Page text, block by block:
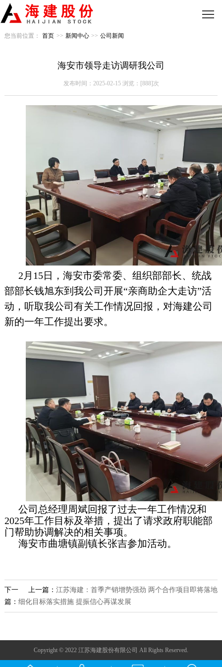
您当前位置： 首页 >> 新闻中心 >> 公司新闻
海安市领导走访调研我公司
发布时间：2025-02-15 浏览：[888]次
2月15日，海安市委常委、组织部部长、统战
部部长钱旭东到我公司开展“亲商助企大走访”活
动，听取我公司有关工作情况回报，对海建公司
新的一年工作提出要求。
公司总经理周斌回报了过去一年工作情况和
2025年工作目标及举措，提出了请求政府职能部
门帮助协调解决的相关事项。
海安市曲塘镇副镇长张吉参加活动。
上一篇：江苏海建：首季产销增势强劲 两个合作项目即将落地
下一
篇： 细化目标落实措施 提振信心再谋发展
Copyright © 2022 江苏海建股份有限公司 All Rights Reserved.